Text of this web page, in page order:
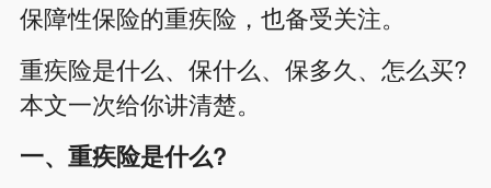
保障性保险的重疾险，也备受关注。
重疾险是什么、保什么、保多久、怎么买?
本文一次给你讲清楚。
一、重疾险是什么?